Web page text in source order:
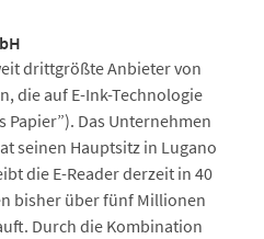
drittgrößte Anbieter von
die auf E-Ink-Technologie
Das Unternehmen
seinen Hauptsitz in Lugano
die E-Reader derzeit in 40
bisher über fünf Millionen
Durch die Kombination